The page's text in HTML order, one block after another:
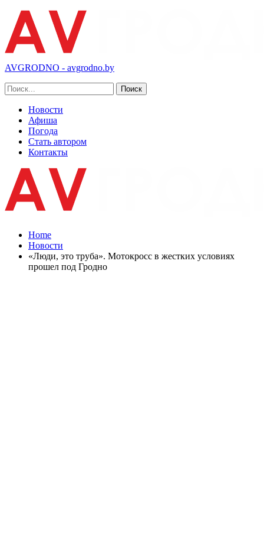
AVGRODNO - avgrodno.by
Новости
Афиша
Погода
Стать автором
Контакты
Home
Новости
«Люди, это труба». Мотокросс в жестких условиях
прошел под Гродно